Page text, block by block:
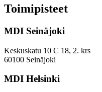
ja
kehyskunnat
parantaa
EVP-
indeksissä?
Toimipisteet
MDI Seinäjoki
Keskuskatu 10 C 18, 2. krs
60100 Seinäjoki
MDI Helsinki